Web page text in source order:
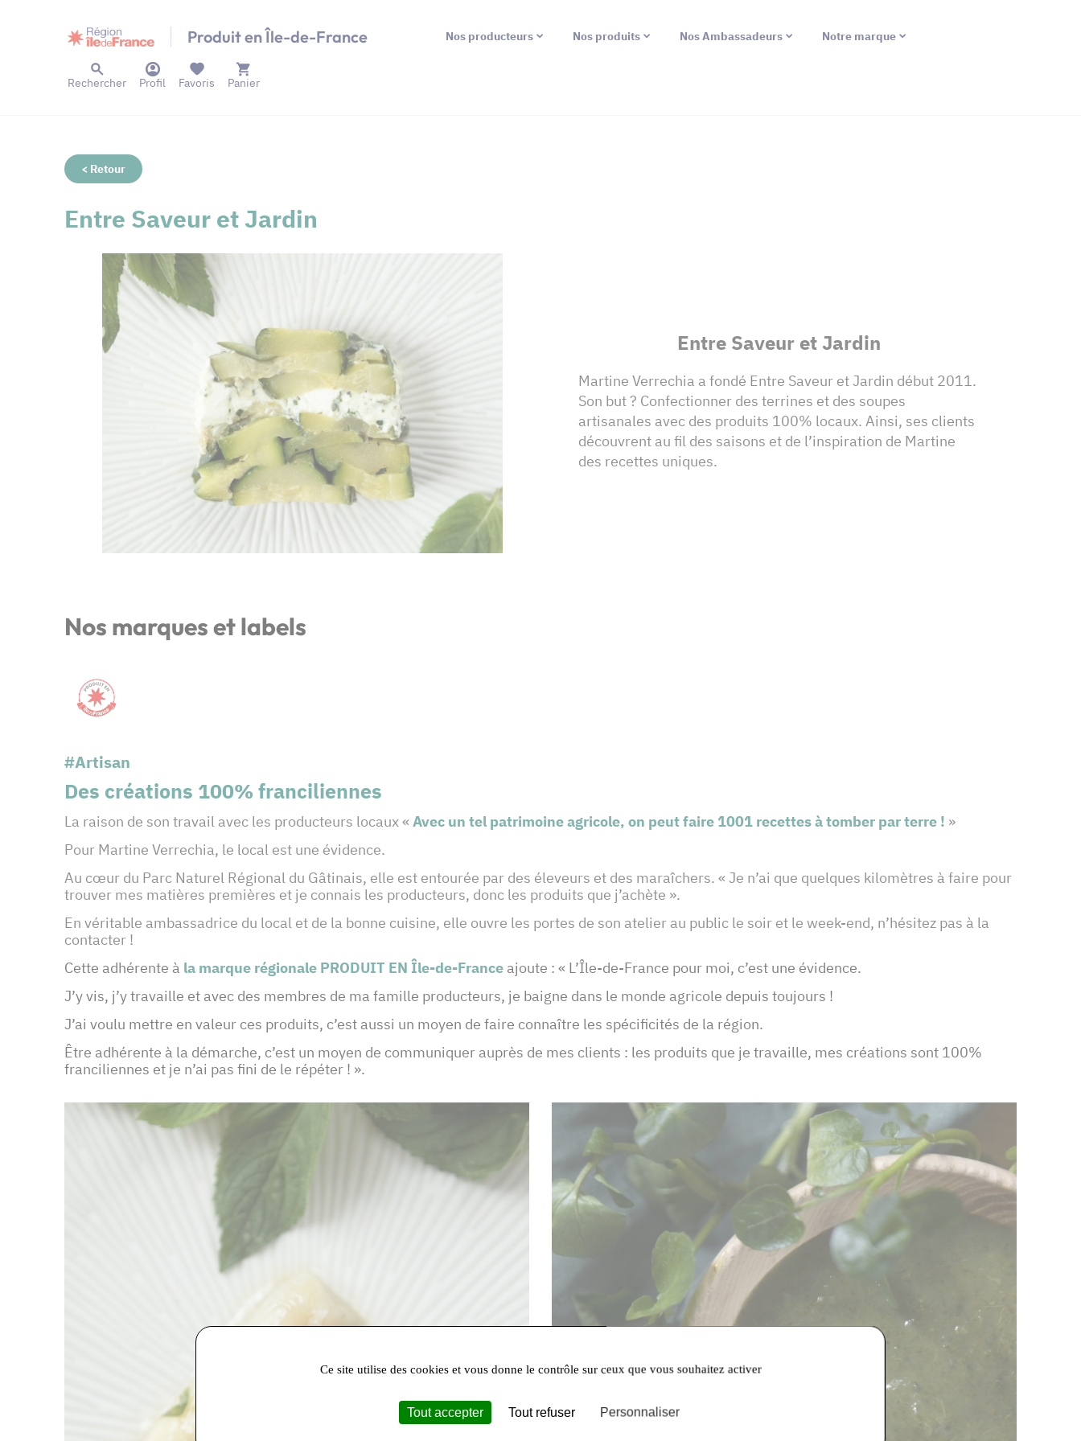
Produit en Île-de-France Nos producteurs Nos produits Nos Ambassadeurs Notre marque
Rechercher Profil Panier
Favoris
< Retour
Entre Saveur et Jardin
Entre Saveur et Jardin
Martine Verrechia a fondé Entre Saveur et Jardin début 2011.
Son but ? Confectionner des terrines et des soupes
artisanales avec des produits 100% locaux. Ainsi, ses clients
découvrent au fil des saisons et de l’inspiration de Martine
des recettes uniques.
Nos marques et labels
#Artisan
Des créations 100% franciliennes
La raison de son travail avec les producteurs locaux « Avec un tel patrimoine agricole, on peut faire 1001 recettes à tomber par terre ! »
Pour Martine Verrechia, le local est une évidence.
Au cœur du Parc Naturel Régional du Gâtinais, elle est entourée par des éleveurs et des maraîchers. « Je n’ai que quelques kilomètres à faire pour
trouver mes matières premières et je connais les producteurs, donc les produits que j’achète ».
En véritable ambassadrice du local et de la bonne cuisine, elle ouvre les portes de son atelier au public le soir et le week-end, n’hésitez pas à la
contacter !
Cette adhérente à la marque régionale PRODUIT EN Île-de-France ajoute : « L’Île-de-France pour moi, c’est une évidence.
J’y vis, j’y travaille et avec des membres de ma famille producteurs, je baigne dans le monde agricole depuis toujours !
J’ai voulu mettre en valeur ces produits, c’est aussi un moyen de faire connaître les spécificités de la région.
Être adhérente à la démarche, c’est un moyen de communiquer auprès de mes clients : les produits que je travaille, mes créations sont 100%
franciliennes et je n’ai pas fini de le répéter ! ».
Ce site utilise des cookies et vous donne le contrôle sur ceux que vous souhaitez activer
Tout accepter Tout refuser Personnaliser